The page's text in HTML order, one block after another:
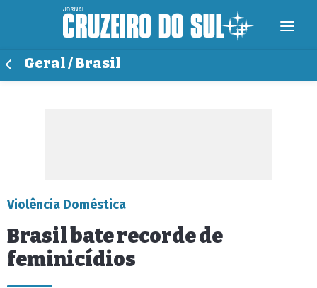
Geral / Brasil
Violência Doméstica
Brasil bate recorde de
feminicídios